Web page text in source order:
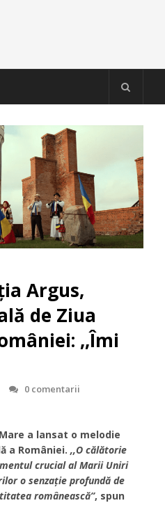
Argus,
de Ziua
,,Îmi
0 comentarii
a lansat o melodie
a României.,,O călătorie
crucial al Marii Uniri
o senzație profundă de
românească”, spun